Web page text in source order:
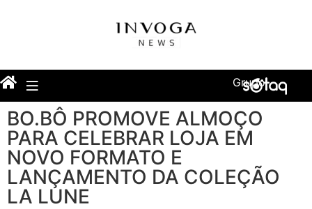
Grupo
BO.BÔ PROMOVE ALMOÇO
PARA CELEBRAR LOJA EM
NOVO FORMATO E
LANÇAMENTO DA COLEÇÃO
LA LUNE